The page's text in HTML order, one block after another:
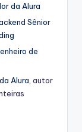
da Alura
Sênior
de
Alura, autor